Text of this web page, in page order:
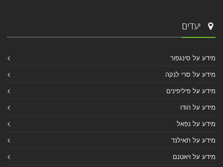
יעדים
מידע על סינגפור
מידע על סרי לנקה
מידע על פיליפינים
מידע על הודו
מידע על נפאל
מידע על תאילנד
מידע על ויאטנם